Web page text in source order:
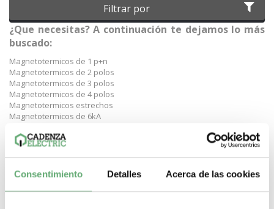
Consentimiento Detalles Acerca de las cookies
Filtrar por
¿Que necesitas? A continuación te dejamos lo más
buscado:
Magnetotermicos de 1 p+n
Magnetotermicos de 2 polos
Magnetotermicos de 3 polos
Magnetotermicos de 4 polos
Magnetotermicos estrechos
Magnetotermicos de 6kA
Magnetotermicos de 16kA
Magnetotermicos Schneider
Magnetotermicos Hager
Magnetotermicos Legrand
Magnetotermicos de curva C